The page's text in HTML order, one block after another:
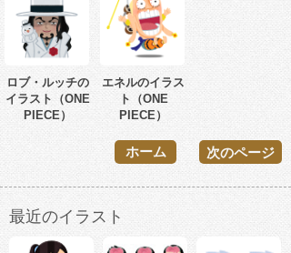
ロブ・ルッチの
イラスト（ONE
PIECE）
エネルのイラス
ト（ONE
PIECE）
次のページ
ホーム
最近のイラスト